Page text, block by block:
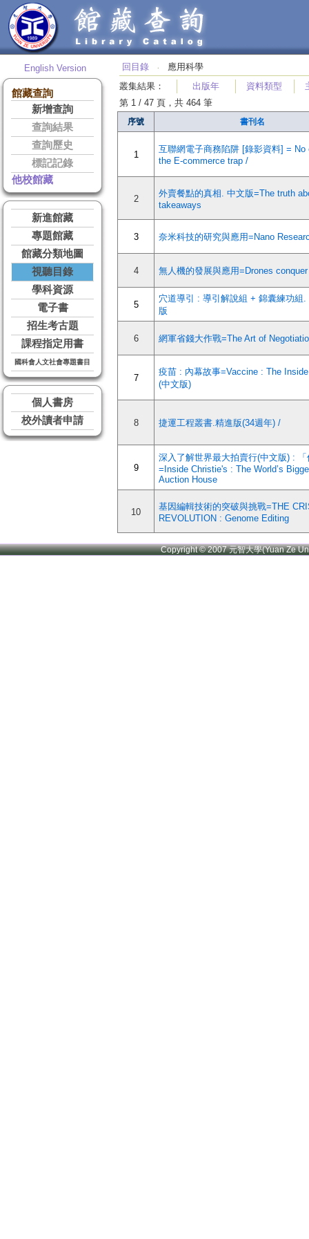
English Version
館藏查詢
新增查詢
查詢結果
查詢歷史
標記記錄
他校館藏
新進館藏
專題館藏
館藏分類地圖
視聽目錄
學科資源
電子書
招生考古題
課程指定用書
國科會人文社會專題書目
個人書房
校外讀者申請
回目錄 ‧
應用科學
叢集結果 ： 出版年 資料類型
第 1 / 47 頁，共 464 筆
序號 書刊名
1
互聯網電子商務陷阱 [錄影資料] = No
the E-commerce trap /
2
外賣餐點的真相. 中文版=The truth
takeaways
3 奈米科技的研究與應用=Nano
4 無人機的發展與應用=Drones
5
穴道導引 : 導引解說組 + 錦囊練功組.
版
6 網軍省錢大作戰=The Art of
7
疫苗 : 內幕故事=Vaccine : The
(中文版)
8 捷運工程叢書.精進版(34週年) /
9
深入了解世界最大拍賣行(中文版) :
=Inside Christie's : The World’s
Auction House
10
基因編輯技術的突破與挑戰=THE
REVOLUTION : Genome Editing
Copyright © 2007 元智大學(Yuan Ze